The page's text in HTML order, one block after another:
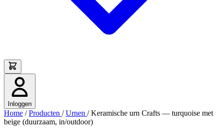
Inloggen
Home / Producten / Urnen / Keramische urn Crafts — turquoise met
beige (duurzaam, in/outdoor)